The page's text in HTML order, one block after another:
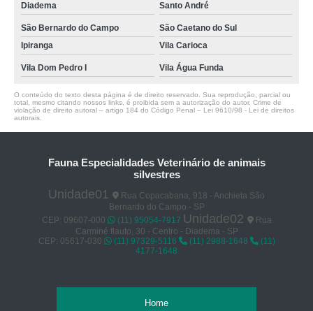
Diadema Santo André
São Bernardo do Campo
São Caetano do Sul
Ipiranga
Vila Carioca
Vila Dom Pedro I Vila Água Funda
O conteúdo do texto desta página é de direito reservado. Sua reprodução, parcial ou
total, mesmo citando nossos links, é proibida sem a autorização do autor. Crime de
violação de direito autoral – artigo 184 do Código Penal – Lei 9610/98 - Lei de direitos
autorais
Fauna Especialidades Veterinário de animais
silvestres
Unidade01
Rua Copacabana, 918 - Anchieta São
Bernardo do Campo - SP
CEP: 09607-000
(11) 95054-7917 Unidade02
Rua
Carminé flauto, 30 - Centro - Diadema - SP
CEP: 05617-030
(11) 97329-5116 (11) 2988-1648
(11)
4177-1648
Home